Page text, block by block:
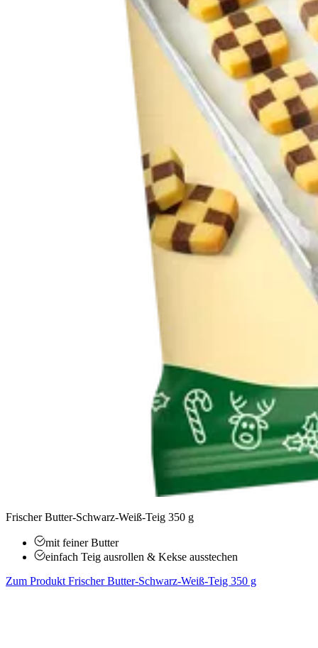
Frischer Butter-Schwarz-Weiß-Teig 350 g
mit feiner Butter
einfach Teig ausrollen & Kekse ausstechen
Zum Produkt Frischer Butter-Schwarz-Weiß-Teig 350 g